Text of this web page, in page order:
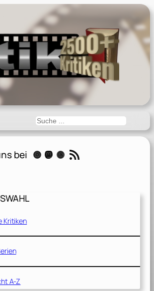
Suchen
bei Instagram Mastodon Threads RSS-Feed
Kritiken
A-Z